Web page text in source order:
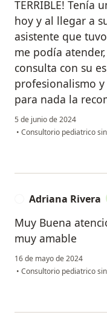
TERRIBLE! Tenía
hoy y al llegar a
asistente que
me podía
consulta con su
profesionalismo
para nada la
5 de junio de 2024
• Consultorio pediatrico
Adriana Rivera
Muy Buena
muy amable
16 de mayo de 2024
• Consultorio pediatrico